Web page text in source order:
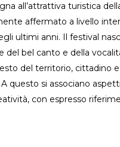
all’attrattiva turistica
affermato a livello
ultimi anni. Il festival
del bel canto e della
del territorio, cittadino
questo si associano
con espresso